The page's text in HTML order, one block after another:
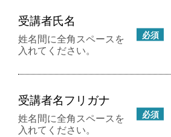
受講者氏名
必須
姓名間に全角スペースを
入れてください。
受講者名フリガナ
必須
姓名間に全角スペースを
入れてください。